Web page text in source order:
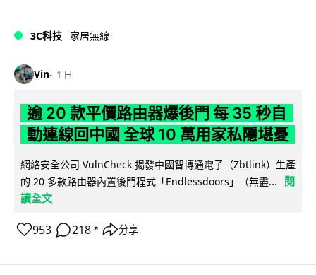
3C科技 家居無線
Vin 1 日
逾 20 款平價路由器爆後門 每 35 秒自
動連線回中國 全球 10 萬用家私隱堪憂
網絡安全公司 VulnCheck 揭發中國智博通電子（Zbtlink）生產
的 20 多款路由器內置後門程式「Endlessdoors」（無盡...
閱
讀全文
953 218 ↗ 分享